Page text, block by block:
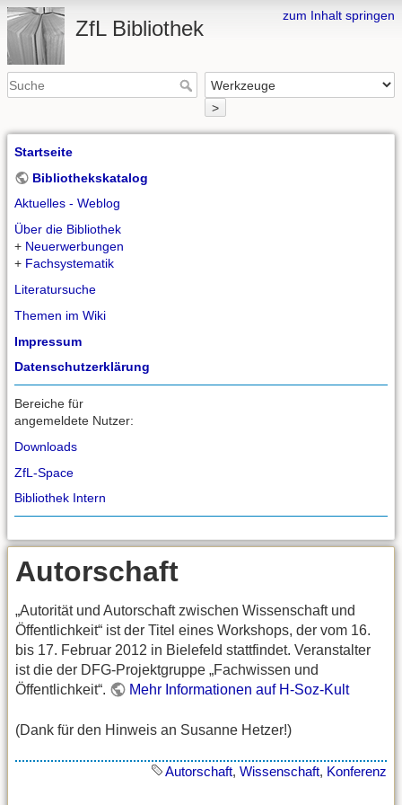
zum Inhalt springen
ZfL Bibliothek
>
Startseite
Bibliothekskatalog
Aktuelles - Weblog
Über die Bibliothek
+ Neuerwerbungen
+ Fachsystematik
Literatursuche
Themen im Wiki
Impressum
Datenschutzerklärung
Bereiche für
angemeldete Nutzer:
Downloads
ZfL-Space
Bibliothek Intern
Autorschaft
„Autorität und Autorschaft zwischen Wissenschaft und
Öffentlichkeit“ ist der Titel eines Workshops, der vom 16.
bis 17. Februar 2012 in Bielefeld stattfindet. Veranstalter
ist die der DFG-Projektgruppe „Fachwissen und
Öffentlichkeit“.
Mehr Informationen auf H-Soz-Kult
(Dank für den Hinweis an Susanne Hetzer!)
Autorschaft, Wissenschaft, Konferenz